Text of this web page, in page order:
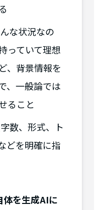
な状況なの
っていて理想
、背景情報を
、一般論では
ること
数、形式、ト
どを明確に指
体を生成AIに